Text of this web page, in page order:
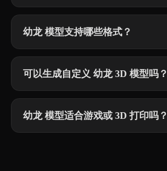
幼龙 模型支持哪些格式？
可以生成自定义 幼龙 3D 模型吗？
幼龙 模型适合游戏或 3D 打印吗？